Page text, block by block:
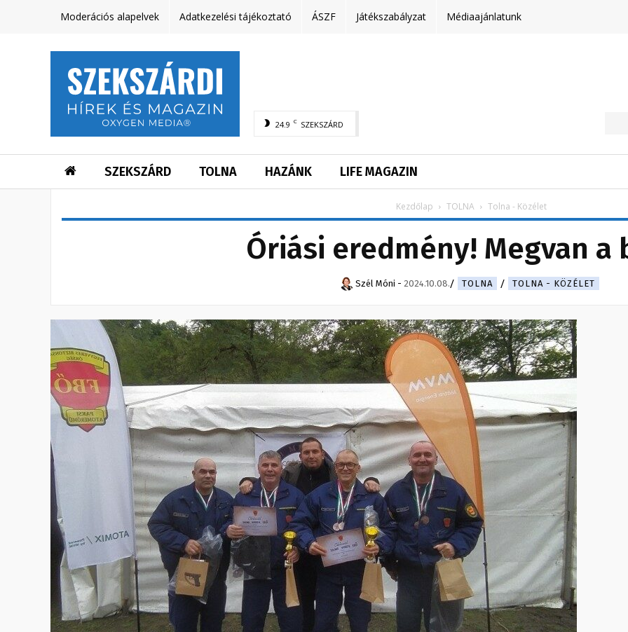
Moderációs alapelvek Adatkezelési tájékoztató ÁSZF Játékszabályzat Médiaajánlatunk
24.9 C SZEKSZÁRD
SZEKSZÁRD TOLNA HAZÁNK LIFE MAGAZIN
Kezdőlap TOLNA Tolna - Közélet
Óriási eredmény! Megvan a
Szél Móni - 2024.10.08. TOLNA TOLNA - KÖZÉLET